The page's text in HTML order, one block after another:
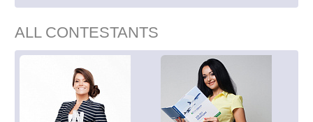
ALL CONTESTANTS